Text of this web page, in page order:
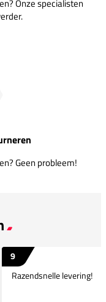
Onze specialisten
Geen probleem!
9
Razendsnelle levering!